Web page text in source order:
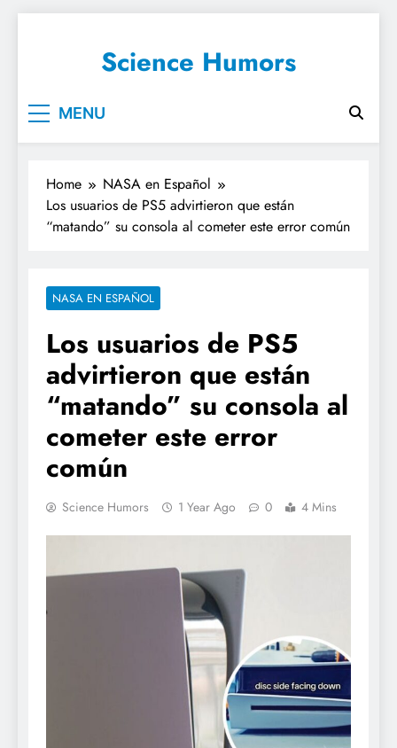
Science Humors
MENU
Home
NASA en Español
Los usuarios de PS5 advirtieron que están
“matando” su consola al cometer este error común
NASA EN ESPAÑOL
Los usuarios de PS5
advirtieron que están
“matando” su consola al
cometer este error
común
Science Humors 1 Year Ago 0 4 Mins